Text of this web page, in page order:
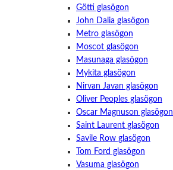
Götti glasögon
John Dalia glasögon
Metro glasögon
Moscot glasögon
Masunaga glasögon
Mykita glasögon
Nirvan Javan glasögon
Oliver Peoples glasögon
Oscar Magnuson glasögon
Saint Laurent glasögon
Savile Row glasögon
Tom Ford glasögon
Vasuma glasögon